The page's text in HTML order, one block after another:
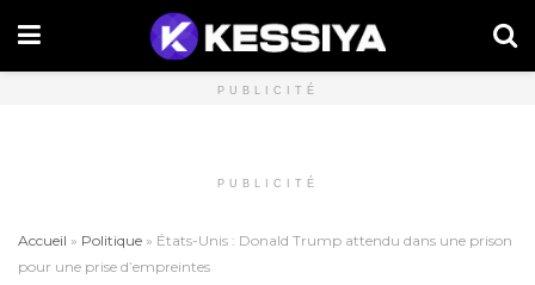
PUBLICITÉ
PUBLICITÉ
Accueil » Politique » États-Unis : Donald Trump attendu dans une prison
pour une prise d’empreintes